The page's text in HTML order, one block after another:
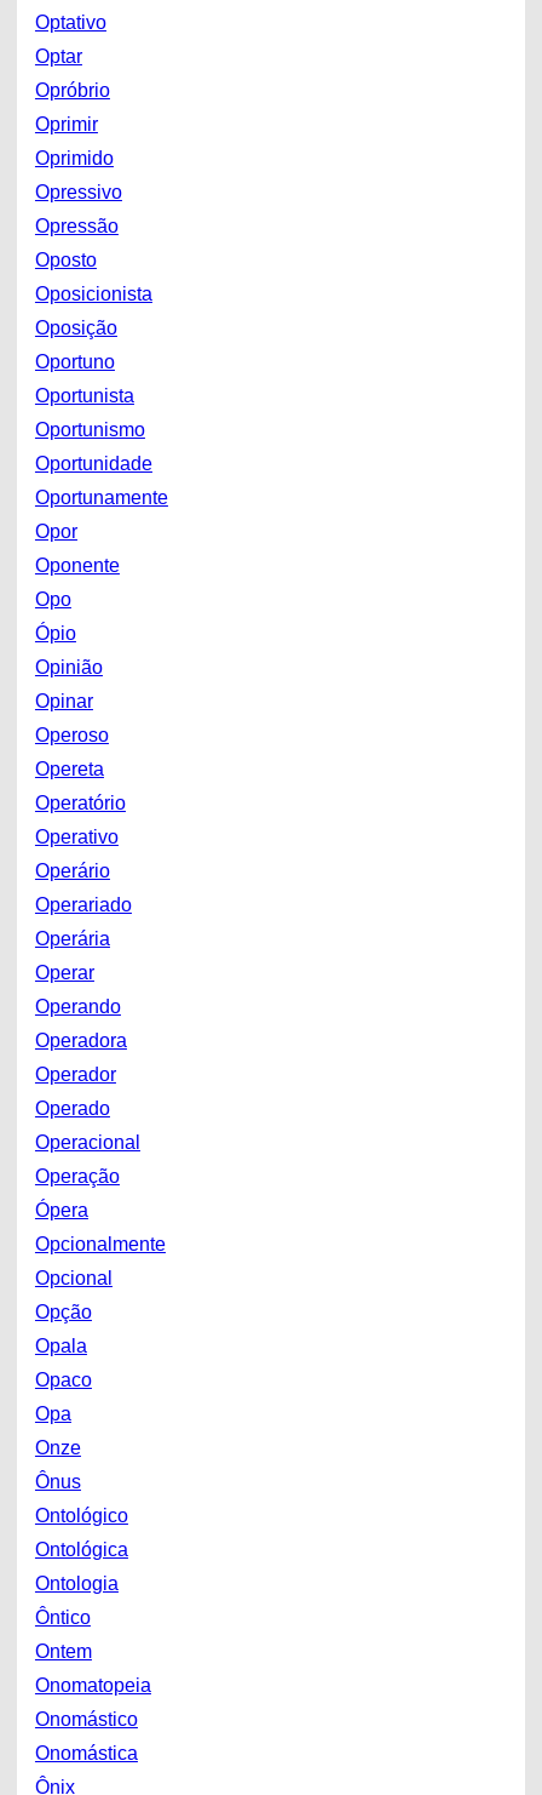
Optativo
Optar
Opróbrio
Oprimir
Oprimido
Opressivo
Opressão
Oposto
Oposicionista
Oposição
Oportuno
Oportunista
Oportunismo
Oportunidade
Oportunamente
Opor
Oponente
Opo
Ópio
Opinião
Opinar
Operoso
Opereta
Operatório
Operativo
Operário
Operariado
Operária
Operar
Operando
Operadora
Operador
Operado
Operacional
Operação
Ópera
Opcionalmente
Opcional
Opção
Opala
Opaco
Opa
Onze
Ônus
Ontológico
Ontológica
Ontologia
Ôntico
Ontem
Onomatopeia
Onomástico
Onomástica
Ônix